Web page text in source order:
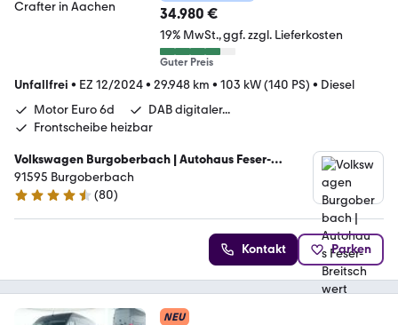
34.980 €
19% MwSt. ggf. zzgl. Lieferkosten
Guter Preis
Unfallfrei • EZ 12/2024• 29.948 km • 103 kW (140 PS) • Diesel
Motor Euro 6d
DAB digitaler...
Frontscheibe heizbar
Volkswagen Burgoberbach | Autohaus Feser-
Breitschwert GmbH
91595 Burgoberbach
4.7 Sterne
(80)
Kontakt Parken
NEU